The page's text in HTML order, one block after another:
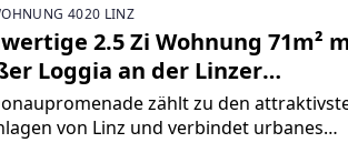
4020 LINZ
2.5 Zi Wohnung 71m²
Loggia an der Linzer
zählt zu den
von Linz und verbindet urbanes